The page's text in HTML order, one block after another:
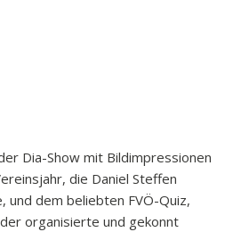
Dia-Show mit Bildimpressionen
die Daniel Steffen
und dem beliebten FVÖ-Quiz,
organisierte und gekonnt